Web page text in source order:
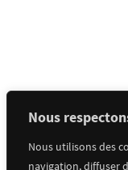
Nous
Nous utilisons des
navigation, diffuser